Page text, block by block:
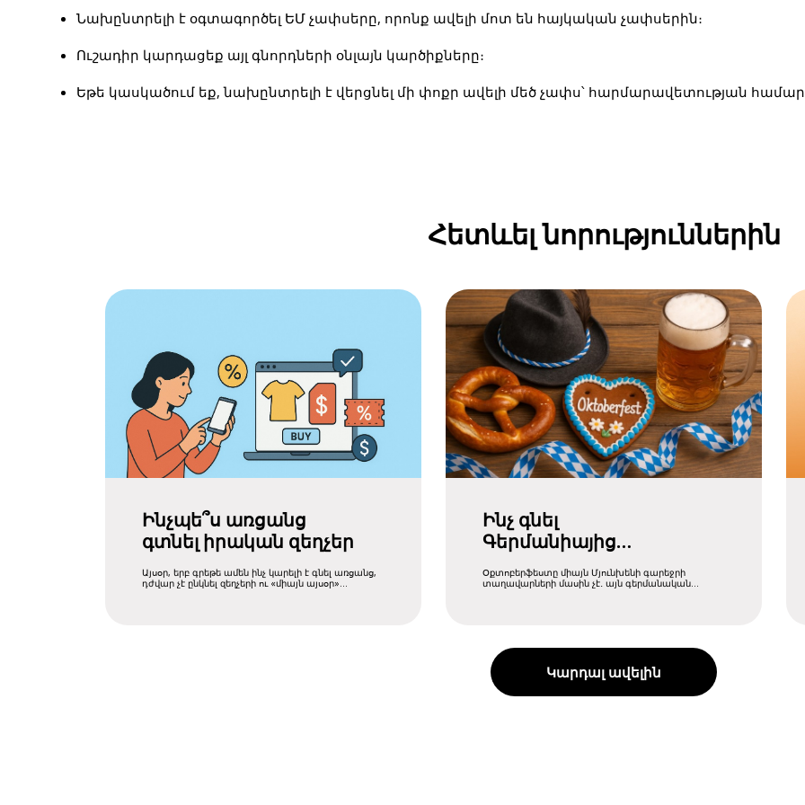
Նախընտրելի է օգտագործել ԵՄ չափսերը, որոնք ավելի մոտ են հայկական չափսերին։
Ուշադիր կարդացեք այլ գնորդների օնլայն կարծիքները։
Եթե կասկածում եք, նախընտրելի է վերցնել մի փոքր ավելի մեծ չափս՝ հարմարավետության
Հետևել նորություններին
Ինչպե՞ս առցանց
գտնել իրական զեղչեր
Այսօր, երբ գրեթե ամեն ինչ կարելի է գնել առցանց,
դժվար չէ ընկնել զեղչերի ու «միայն այսօր»
Ինչ գնել
Գերմանիայից
Օքտոբերֆեստի
ընթացքում
Օքտոբերֆեստը միայն Մյունխենի գարեջրի
տաղավարների մասին չէ․ այն գերմանական
Կարդալ ավելին